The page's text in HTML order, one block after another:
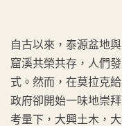
自古以來，泰源盆地
窟溪共榮共存，人們
式。然而，在莫拉克
政府卻開始一味地崇
考量下，大興土木，